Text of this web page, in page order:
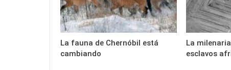
La fauna de Chernóbil está
cambiando
La
esclavos